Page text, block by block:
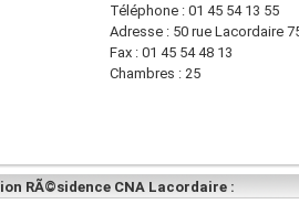
Téléphone : 01 45 54 13 55
Adresse : 50 rue Lacordaire
Fax : 01 45 54 48 13
Chambres : 25
RÃ©sidence CNA Lacordaire :